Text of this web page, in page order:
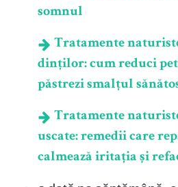
somnul
Tratamente
dinților: cum reduci
păstrezi smalțul
Tratamente
uscate: remedii care
calmează iritația și